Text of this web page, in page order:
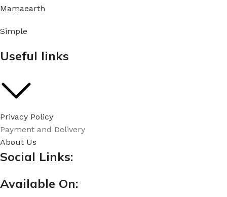
Mamaearth
Simple
Useful links
Privacy Policy
Payment and Delivery
About Us
Social Links:
Available On: